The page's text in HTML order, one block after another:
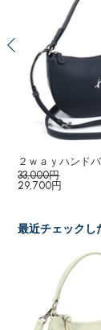
２ｗａｙハンド
33,000円
29,700円
最近チェックし